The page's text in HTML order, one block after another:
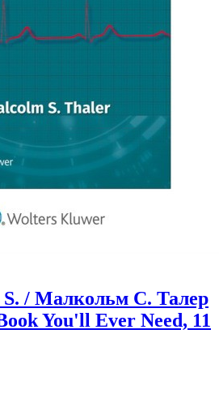
/ Малкольм С. Талер
You'll Ever Need, 11